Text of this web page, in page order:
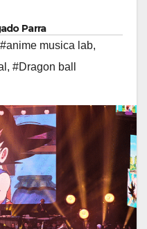
Parra
#anime musica lab,
, #Dragon ball